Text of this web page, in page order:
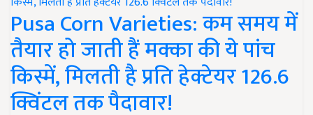
Pusa Corn Varieties: कम समय में
तैयार हो जाती हैं मक्का की ये पांच
किस्में, मिलती है प्रति हेक्टेयर 126.6
क्विंटल तक पैदावार!